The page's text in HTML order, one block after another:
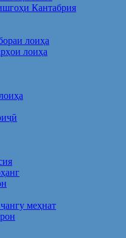
Кантабрия
лоиҳа
лоиҳа
меҳнат